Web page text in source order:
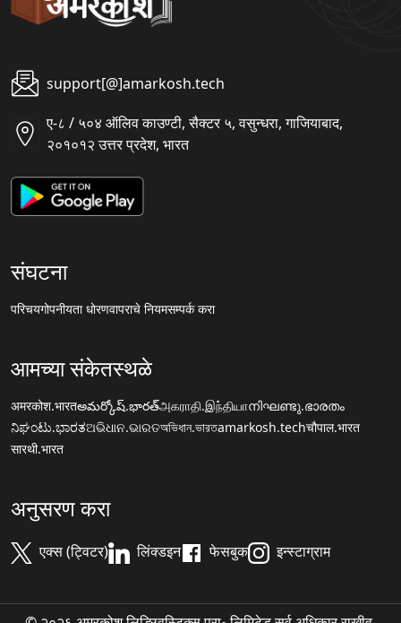
support[@]amarkosh.tech
ए-८ / ५०४ ऑलिव काउण्टी, सैक्टर ५, वसुन्धरा, गाजियाबाद,
२०१०१२ उत्तर प्रदेश, भारत
संघटना
परिचयगोपनीयता धोरणवापराचे नियमसम्पर्क करा
आमच्या संकेतस्थळे
अमरकोश.भारतఅమర్కోష్.భారత్அகராதி.இந்தியாനിഘണ്ടു.ഭാരതം
ನಿಘಂಟು.ಭಾರತଅଭିଧାନ.ଭାରତঅভিধান.ভারতamarkosh.techचौपाल.भारत
सारथी.भारत
अनुसरण करा
एक्स (ट्विटर) लिंक्डइन फेसबुक इन्स्टाग्राम